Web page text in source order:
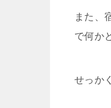
また、
で何か
せっか